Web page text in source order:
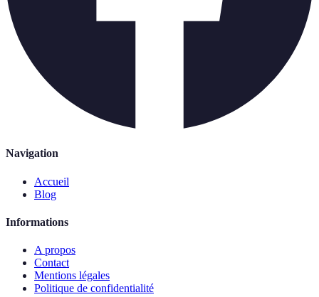
Navigation
Accueil
Blog
Informations
A propos
Contact
Mentions légales
Politique de confidentialité